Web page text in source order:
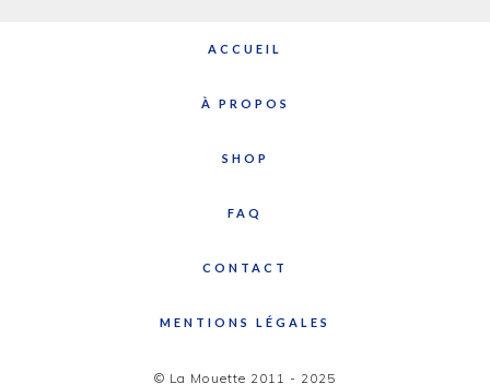
ACCUEIL
À PROPOS
SHOP
FAQ
CONTACT
MENTIONS LÉGALES
© La Mouette 2011 - 2025